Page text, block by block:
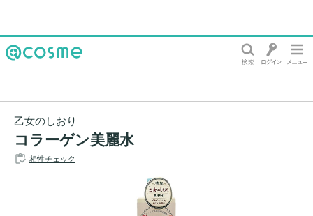
乙女のしおり
コラーゲン美麗水
相性チェック